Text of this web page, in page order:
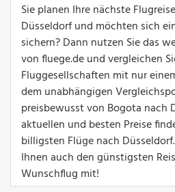
Sie planen Ihre nächste
Düsseldorf und möchten sich
sichern? Dann nutzen Sie das
von fluege.de und vergleichen
Fluggesellschaften mit nur
dem unabhängigen
preisbewusst von Bogota nach
aktuellen und besten Preise
billigsten Flüge nach
Ihnen auch den günstigsten
Wunschflug mit!